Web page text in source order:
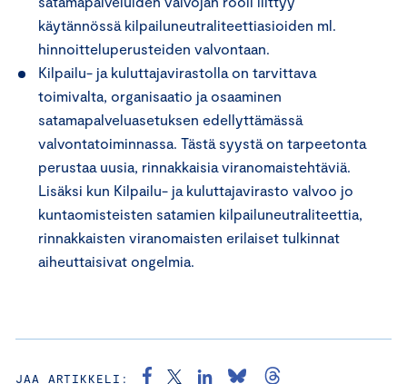
käytännössä kilpailuneutraliteettiasioiden ml.
hinnoitteluperusteiden valvontaan.
Kilpailu- ja kuluttajavirastolla on tarvittava
toimivalta, organisaatio ja osaaminen
satamapalveluasetuksen edellyttämässä
valvontatoiminnassa. Tästä syystä on tarpeetonta
perustaa uusia, rinnakkaisia viranomaistehtäviä.
Lisäksi kun Kilpailu- ja kuluttajavirasto valvoo jo
kuntaomisteisten satamien kilpailuneutraliteettia,
rinnakkaisten viranomaisten erilaiset tulkinnat
aiheuttaisivat ongelmia.
JAA ARTIKKELI: